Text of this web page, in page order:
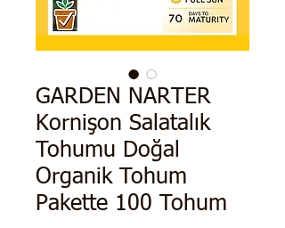
GARDEN NARTER
Kornişon Salatalık
Tohumu Doğal
Organik Tohum
Pakette 100 Tohum